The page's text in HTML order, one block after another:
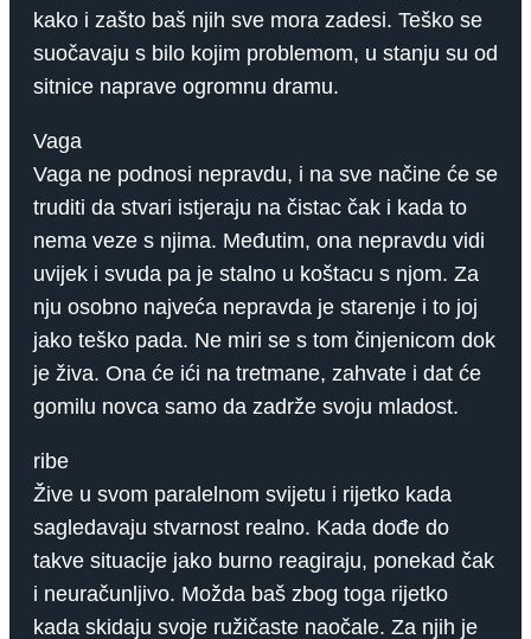
kako i zašto baš njih sve mora zadesi. Teško se
suočavaju s bilo kojim problemom, u stanju su od
sitnice naprave ogromnu dramu.
Vaga
Vaga ne podnosi nepravdu, i na sve načine će se
truditi da stvari istjeraju na čistac čak i kada to
nema veze s njima. Međutim, ona nepravdu vidi
uvijek i svuda pa je stalno u koštacu s njom. Za
nju osobno najveća nepravda je starenje i to joj
jako teško pada. Ne miri se s tom činjenicom dok
je živa. Ona će ići na tretmane, zahvate i dat će
gomilu novca samo da zadrže svoju mladost.
ribe
Žive u svom paralelnom svijetu i rijetko kada
sagledavaju stvarnost realno. Kada dođe do
takve situacije jako burno reagiraju, ponekad čak
i neuračunljivo. Možda baš zbog toga rijetko
kada skidaju svoje ružičaste naočale. Za njih je